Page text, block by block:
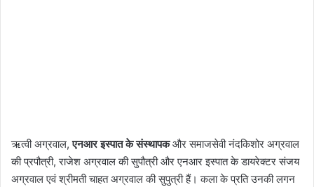
ऋत्वी अग्रवाल,एनआर इस्पात के संस्थापकऔर समाजसेवी नंदकिशोर अग्रवाल
की प्रपौत्री, राजेश अग्रवाल की सुपौत्री और एनआर इस्पात के डायरेक्टर संजय
अग्रवाल एवं श्रीमती चाहत अग्रवाल की सुपुत्री हैं। कला के प्रति उनकी लगन